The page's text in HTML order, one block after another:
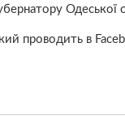
Одеської
проводить в